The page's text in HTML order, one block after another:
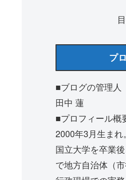
プ
■ブログの管理人
田中 蓮
■プロフィール概
2000年3月生まれ。
国立大学を卒業
で地方自治体（市